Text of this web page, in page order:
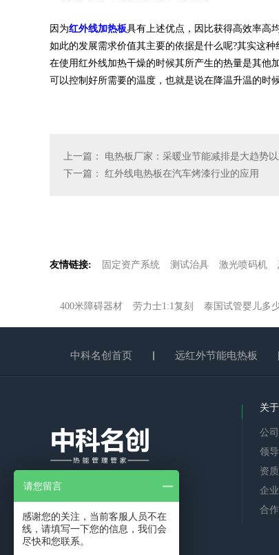
因为红外线加热板具有上述优点，因比获得高效率高
如此的发展需求价值其主要的依据是什么呢?其实这种
在使用红外线加热干燥的时候其所产生的热量是其他
可以控制好所需要的温度，也就是说在降温升温的时
上一篇： 电热板厂家：采暖业节能减排是大趋势
下一篇： 红外线电热板在汽车烤漆行业的应用
友情链接: 固定资产系统 测试治具 激光喷码机
400米障碍器材 劳力士1:1复刻 泰国试管婴儿多
中科名创首页 远红外节能电热板
中科院孵化企业
关
公
领
资
企
合
请您留言
感谢您的关注，当前客服人员不在
线，请填写一下您的信息，我们会
尽快和您联系。